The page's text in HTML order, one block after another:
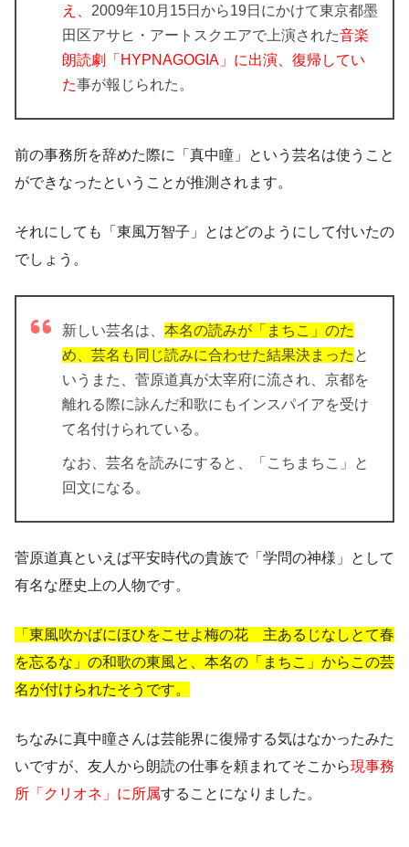
え、 2009年10月15日から19日にかけて東京都墨
田区アサヒ・アートスクエアで上演された音楽
朗読劇「HYPNAGOGIA」に出演、復帰してい
た事が報じられた。
前の事務所を辞めた際に「真中瞳」という芸名は使うこと
ができなったということが推測されます。
それにしても「東風万智子」とはどのようにして付いたの
でしょう。
新しい芸名は、 本名の読みが「まちこ」のた
め、芸名も同じ読みに合わせた結果決まった と
いうまた、菅原道真が太宰府に流され、京都を
離れる際に詠んだ和歌にもインスパイアを受け
て名付けられている。
なお、芸名を読みにすると、「こちまちこ」と
回文になる。
菅原道真といえば平安時代の貴族で「学問の神様」として
有名な歴史上の人物です。
「東風吹かばにほひをこせよ梅の花 主あるじなしとて春
を忘るな」の和歌の東風と、本名の「まちこ」からこの芸
名が付けられたそうです。
ちなみに真中瞳さんは芸能界に復帰する気はなかったみた
いですが、友人から朗読の仕事を頼まれてそこから現事務
所「クリオネ」に所属することになりました。